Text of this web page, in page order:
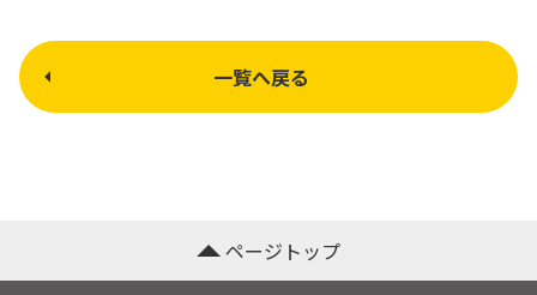
一覧へ戻る
ページトップ